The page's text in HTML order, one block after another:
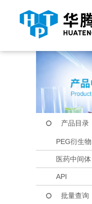
当前位置： 首页
产品目录
PEG衍生物
医药中间体
API
批量查询